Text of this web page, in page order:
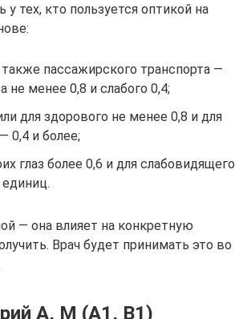
тех, кто пользуется оптикой на
пассажирского транспорта —
не менее 0,8 и слабого 0,4;
для здорового не менее 0,8 и для
0,4 и более;
глаз более 0,6 и для слабовидящего
— она влияет на конкретную
Врач будет принимать это во
А, М (А1, B1)